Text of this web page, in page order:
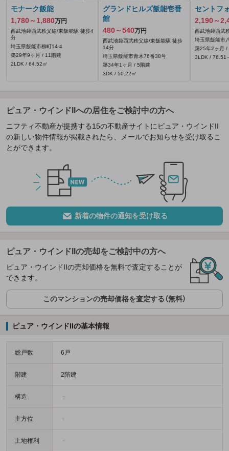
モナーク飯能
1,780～1,880万円
西武池袋西武秩父線/東飯能駅 徒歩4
分
埼玉県飯能市柳町14-4
築29年9ヶ月 / 11階建
2LDK / 64.52㎡
グランドヒルズ飯能壱番
館
480～540万円
西武池袋西武秩父線/東飯能駅 徒歩
14分
埼玉県飯能市青木76番38号
築34年1ヶ月 / 5階建
3DK / 50.22㎡
セントフ
2,190～
西武池袋西武
埼玉県飯能市
築25年2ヶ月 /
3LDK / 76.51
ピュア・ウインドIIへの居住をご検討中の方へ
ニフティ不動産が提携する15の不動産サイトにピュア・ウインドII
の新しい物件情報が掲載されたら、メールでお知らせを受け取るこ
とができます。
新着の物件の通知を受け取る
ピュア・ウインドIIの売却をご検討中の方へ
ピュア・ウインドIIの売却価格を無料で査定することが
できます。
このマンションの売却価格を査定する（無料）
ピュア・ウインドIIの基本情報
総戸数 6戸
階建 2階建
構造 －
主方位 －
土地権利 －